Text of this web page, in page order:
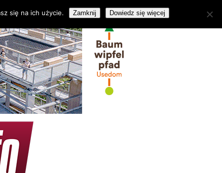
się na ich użycie. Zamknij Dowiedz się więcej